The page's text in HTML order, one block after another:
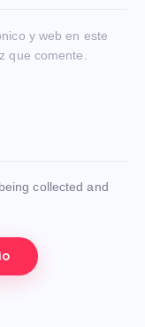
y web en este
que comente.
collected and